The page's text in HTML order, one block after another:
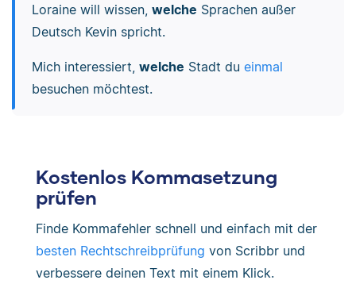
Loraine will wissen, welche Sprachen außer
Deutsch Kevin spricht.
Mich interessiert, welche Stadt du einmal
besuchen möchtest.
Kostenlos Kommasetzung
prüfen
Finde Kommafehler schnell und einfach mit der
besten Rechtschreibprüfung von Scribbr und
verbessere deinen Text mit einem Klick.